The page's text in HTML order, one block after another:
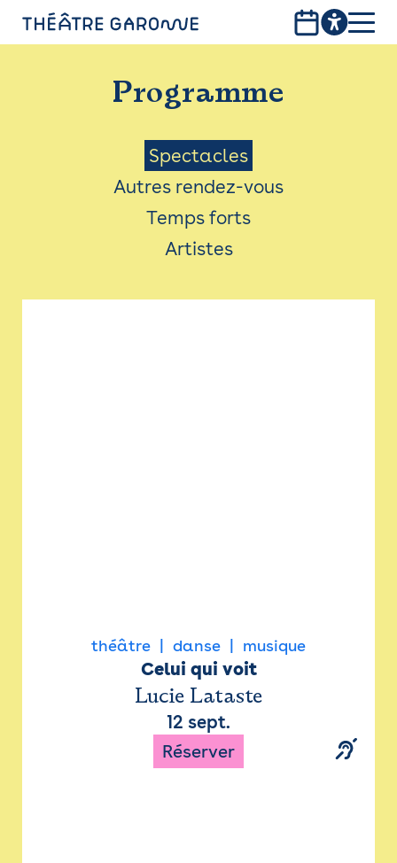
PROGRAMME
INFOS PRATIQUES
AVEC LES PUBLICS
ACCESSIBILITÉ
LES PRODUCTIONS
Programme
Menu
Saison
Spectacles
Autres rendez-vous
Temps forts
Artistes
théâtre danse musique
Celui qui voit
Lucie Lataste
12 sept.
Réserver